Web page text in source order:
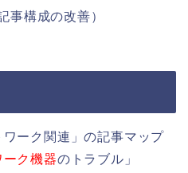
事構成の改善）
ワーク関連」の記事マップ
ク機器のトラブル」